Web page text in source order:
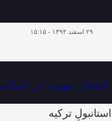
۲۹ اسفند ۱۳۹۴ - ۱۵:۱۵